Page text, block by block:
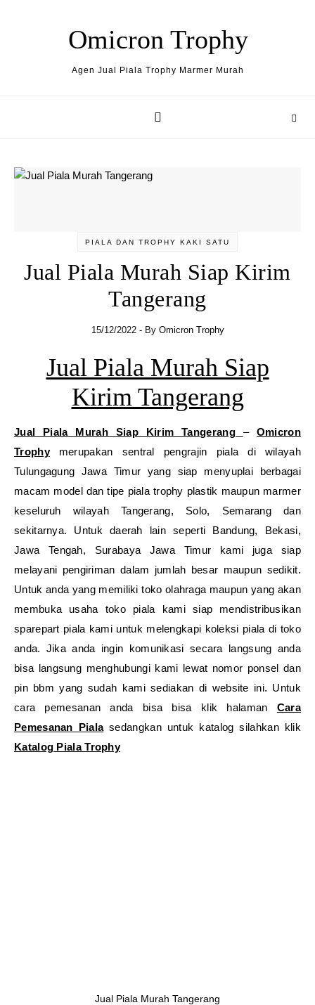
Omicron Trophy
Agen Jual Piala Trophy Marmer Murah
PIALA DAN TROPHY KAKI SATU
Jual Piala Murah Siap Kirim
Tangerang
15/12/2022 - By Omicron Trophy
Jual Piala Murah Siap
Kirim Tangerang
Jual Piala Murah Siap Kirim Tangerang – Omicron
Trophymerupakan sentral pengrajin piala di wilayah
Tulungagung Jawa Timur yang siap menyuplai berbagai
macam model dan tipe piala trophy plastik maupun marmer
keseluruh wilayah Tangerang, Solo, Semarang dan
sekitarnya. Untuk daerah lain seperti Bandung, Bekasi,
Jawa Tengah, Surabaya Jawa Timur kami juga siap
melayani pengiriman dalam jumlah besar maupun sedikit.
Untuk anda yang memiliki toko olahraga maupun yang akan
membuka usaha toko piala kami siap mendistribusikan
sparepart piala kami untuk melengkapi koleksi piala di toko
anda. Jika anda ingin komunikasi secara langsung anda
bisa langsung menghubungi kami lewat nomor ponsel dan
pin bbm yang sudah kami sediakan di website ini. Untuk
cara pemesanan anda bisa bisa klik halaman Cara
Pemesanan Pialasedangkan untuk katalog silahkan klik
Katalog Piala Trophy
Jual Piala Murah Tangerang